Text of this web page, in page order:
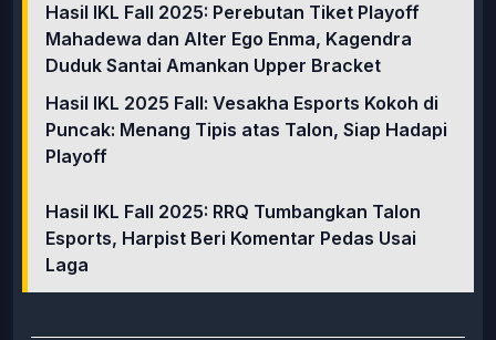
Hasil IKL Fall 2025: Perebutan Tiket Playoff
Mahadewa dan Alter Ego Enma, Kagendra
Duduk Santai Amankan Upper Bracket
Hasil IKL 2025 Fall: Vesakha Esports Kokoh di
Puncak: Menang Tipis atas Talon, Siap Hadapi
Playoff
Hasil IKL Fall 2025: RRQ Tumbangkan Talon
Esports, Harpist Beri Komentar Pedas Usai
Laga